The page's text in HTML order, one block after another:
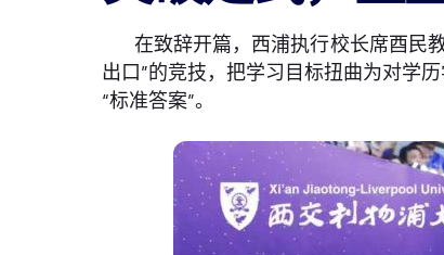
在致辞开篇，西浦执行校长席酉民
出口”的竞技，把学习目标扭曲为对学
“标准答案”。